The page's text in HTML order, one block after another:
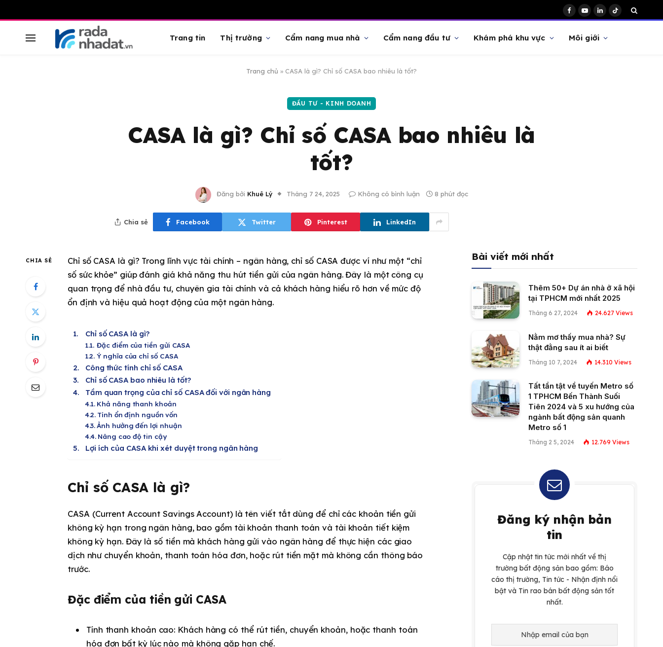
Facebook
YouTubeLinkedInTikTok
Trang tin Thị trường Cẩm nang mua nhà Cẩm nang đầu tư Khám phá khu vực Môi giới
Trang chủ » CASA là gì? Chỉ số CASA bao nhiêu là tốt?
ĐẦU TƯ - KINH DOANH
CASA là gì? Chỉ số CASA bao nhiêu là
tốt?
Đăng bởi Khuê Lý Tháng 7 24, 2025 Không có bình luận 8 phút đọc
Chia sẻ Facebook Twitter Pinterest LinkedIn
CHIA SẺ
Chỉ số CASA là gì? Trong lĩnh vực tài chính – ngân hàng, chỉ số CASA được ví như một “chỉ
số sức khỏe” giúp đánh giá khả năng thu hút tiền gửi của ngân hàng. Đây là một công cụ
quan trọng để nhà đầu tư, chuyên gia tài chính và cả khách hàng hiểu rõ hơn về mức độ
ổn định và hiệu quả hoạt động của một ngân hàng.
Chỉ số CASA là gì?
Đặc điểm của tiền gửi CASA
Ý nghĩa của chỉ số CASA
Công thức tính chỉ số CASA
Chỉ số CASA bao nhiêu là tốt?
Tầm quan trọng của chỉ số CASA đối với ngân hàng
Khả năng thanh khoản
Tính ổn định nguồn vốn
Ảnh hưởng đến lợi nhuận
Nâng cao độ tin cậy
Lợi ích của CASA khi xét duyệt trong ngân hàng
Chỉ số CASA là gì?
CASA (Current Account Savings Account) là tên viết tắt dùng để chỉ các khoản tiền gửi
không kỳ hạn trong ngân hàng, bao gồm tài khoản thanh toán và tài khoản tiết kiệm
không kỳ hạn. Đây là số tiền mà khách hàng gửi vào ngân hàng để thực hiện các giao
dịch như chuyển khoản, thanh toán hóa đơn, hoặc rút tiền mặt mà không cần thông báo
trước.
Đặc điểm của tiền gửi CASA
Tính thanh khoản cao: Khách hàng có thể rút tiền, chuyển khoản, hoặc thanh toán
hóa đơn bất kỳ lúc nào mà không gặp hạn chế.
Bài viết mới nhất
Thêm 50+ Dự án nhà ở xã hội
tại TPHCM mới nhất 2025
Tháng 6 27, 2024 24.627 Views
Nằm mơ thấy mua nhà? Sự
thật đằng sau ít ai biết
Tháng 10 7, 2024 14.310 Views
Tất tần tật về tuyến Metro số
1 TPHCM Bến Thành Suối
Tiên 2024 và 5 xu hướng của
ngành bất động sản quanh
Metro số 1
Tháng 2 5, 2024 12.769 Views
Đăng ký nhận bản
tin
Cập nhật tin tức mới nhất về thị
trường bất động sản bao gồm: Báo
cáo thị trường, Tin tức - Nhận định nổi
bật và Tin rao bán bất động sản tốt
nhất.